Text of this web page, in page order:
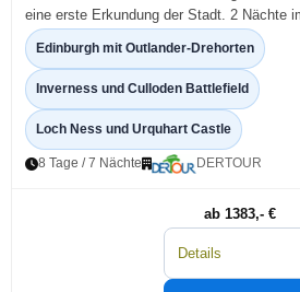
eine erste Erkundung der Stadt. 2 Nächte
Edinburgh mit Outlander-Drehorten
Inverness und Culloden Battlefield
Loch Ness und Urquhart Castle
8 Tage / 7 Nächte DERTOUR
ab 1383,- €
Details